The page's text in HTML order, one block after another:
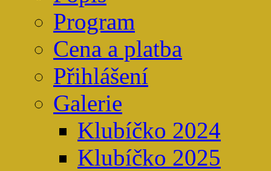
Program
Cena a platba
Přihlášení
Galerie
Klubíčko 2024
Klubíčko 2025